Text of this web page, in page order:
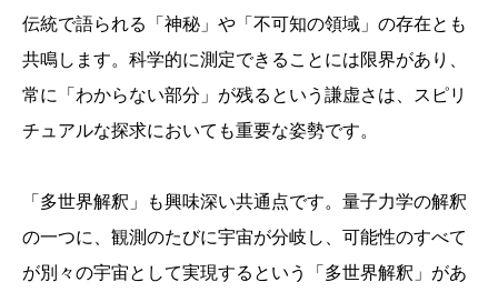
伝統で語られる「神秘」や「不可知の領域」の存在とも
共鳴します。科学的に測定できることには限界があり、
常に「わからない部分」が残るという謙虚さは、スピリ
チュアルな探求においても重要な姿勢です。
「多世界解釈」も興味深い共通点です。量子力学の解釈
の一つに、観測のたびに宇宙が分岐し、可能性のすべて
が別々の宇宙として実現するという「多世界解釈」があ